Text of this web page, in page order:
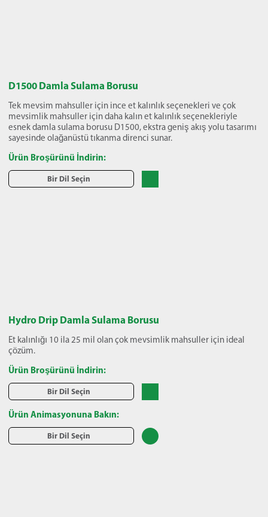
D1500 Damla Sulama Borusu
Tek mevsim mahsuller için ince et kalınlık seçenekleri ve çok
mevsimlik mahsuller için daha kalın et kalınlık seçenekleriyle
esnek damla sulama borusu D1500, ekstra geniş akış yolu tasarımı
sayesinde olağanüstü tıkanma direnci sunar.
Ürün Broşürünü İndirin:
Bir Dil Seçin
Hydro Drip Damla Sulama Borusu
Et kalınlığı 10 ila 25 mil olan çok mevsimlik mahsuller için ideal
çözüm.
Ürün Broşürünü İndirin:
Bir Dil Seçin
Ürün Animasyonuna Bakın:
Bir Dil Seçin